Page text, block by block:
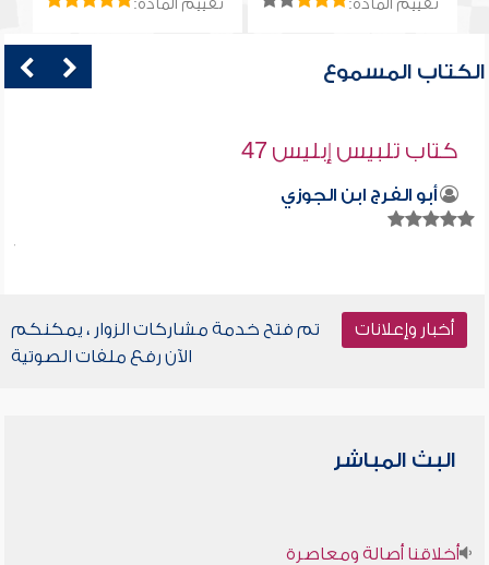
تقييم المادة: تقييم المادة:
الكتاب المسموع
كتاب تلبيس إبليس 47
أبو الفرج ابن الجوزي
أخبار وإعلانات
تم فتح خدمة مشاركات الزوار ، يمكنكم
الآن رفع ملفات الصوتية
البث المباشر
أخلاقنا أصالة ومعاصرة